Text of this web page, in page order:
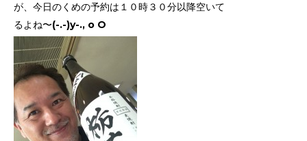
が、今日のくめの予約は１０時３０分以降空いて
るよね〜(-.-)y-., o O